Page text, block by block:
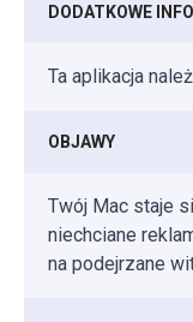
DODATKOWE
Ta aplikacja
OBJAWY
Twój Mac staje
niechciane
na podejrzane